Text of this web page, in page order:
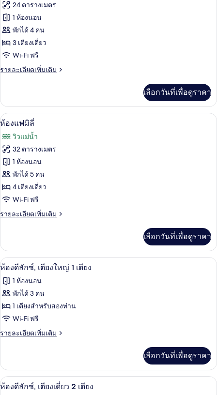
สำหรับ
ห้อง
พัก
ทั้งหมด
ของ
ห้อง
สแตนดาร์ด
ทริปเปิล
24 ตารางเมตร
1 ห้องนอน
พักได้ 4 คน
3 เตียงเดี่ยว
Wi-Fi ฟรี
รายละเอียดเพิ่มเติม
ราย
เกี่ยว
กับ
ห้อง
สแตนดาร์ด
ทริปเปิล
เลือกวันที่เพื่อดูราคา
เปิด
ภาพถ่าย
ทั้งหมด
ของ
ห้อง
แฟ
มิ
ลี่
ห้องแฟมิลี่ | โต๊ะทำงาน, Wi-Fi ฟรี, ผ้าปู
5
ห้องแฟมิลี่
วิวแม่น้ำ
32 ตารางเมตร
1 ห้องนอน
พักได้ 5 คน
4 เตียงเดี่ยว
Wi-Fi ฟรี
รายละเอียดเพิ่มเติม
ราย
เกี่ยว
กับ
ห้อง
มิ
ลี่
เลือกวันที่เพื่อดูราคา
เปิด
ภาพถ่าย
ทั้งหมด
ของ
ห้อง
ดี
ซ์,
เตียง
ใหญ่
4
ห้องดีลักซ์, เตียงใหญ่ 1 เตียง
1 ห้องนอน
พักได้ 3 คน
1 เตียงสำหรับสองท่าน
Wi-Fi ฟรี
รายละเอียดเพิ่มเติม
ราย
เกี่ยว
กับ
ห้อง
เลือกวันที่เพื่อดูราคา
เปิด
ห้องดีลักซ์, เตียงเดี่ยว 2 เตียง | กาแฟ
3
ห้องดีลักซ์, เตียงเดี่ยว 2 เตียง